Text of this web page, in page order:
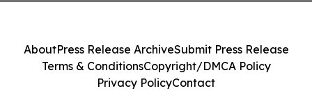
AboutPress Release ArchiveSubmit Press Release
Terms & ConditionsCopyright/DMCA Policy
Privacy PolicyContact